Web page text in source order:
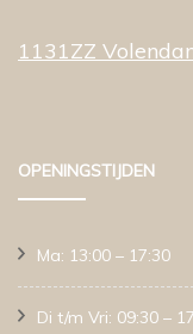
1131ZZ
OPENINGSTIJDEN
Ma: 13:00 – 17:30
Di t/m Vri: 09:30 –